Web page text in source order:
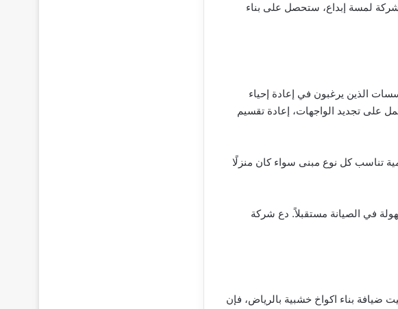
شركة لمسة إبداع، ستحصل على بناء
الذين يرغبون في إعادة إحياء
على تجديد الواجهات، إعادة تقسيم
تناسب كل نوع مبنى سواء كان منزلًا
في الصيانة مستقبلاً. دع شركة
ضيافة بناء اكواخ خشبية بالرياض، فإن